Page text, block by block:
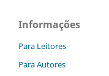
Informações
Para Leitores
Para Autores